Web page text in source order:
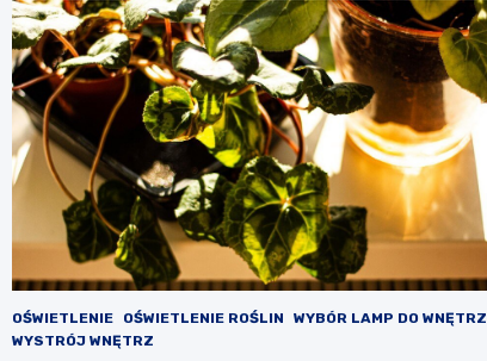
OŚWIETLENIE OŚWIETLENIE ROŚLIN
WYBÓR LAMP DO WNĘTRZ
WYSTRÓJ WNĘTRZ